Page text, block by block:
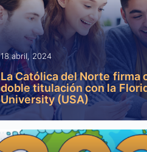
18 abril, 2024
La Católica del Norte firma
doble titulación con la
University (USA)